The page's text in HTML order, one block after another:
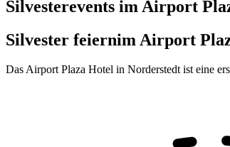
Silvesterevents im Airport
Silvester feiernim Airport
Das Airport Plaza Hotel in Norderstedt ist eine